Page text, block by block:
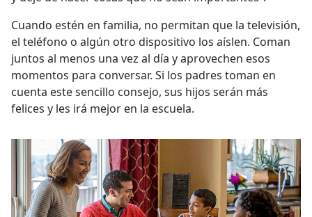
Cuando estén en familia, no permitan que la televisión,
el teléfono o algún otro dispositivo los aíslen. Coman
juntos al menos una vez al día y aprovechen esos
momentos para conversar. Si los padres toman en
cuenta este sencillo consejo, sus hijos serán más
felices y les irá mejor en la escuela.